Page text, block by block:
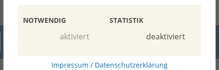
NOTWENDIG
aktiviert
STATISTIK
deaktiviert
Impressum / Datenschutzerklärung
Impressum